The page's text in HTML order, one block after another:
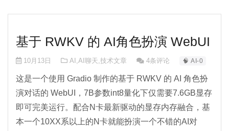
基于 RWKV 的 AI角色扮演 WebUI
10月13日 AI ,AI聊天,技术文章 4条评论 🧠 AI-0
这是一个使用 Gradio 制作的基于 RWKV 的 AI 角色扮
演对话的 WebUI，7B参数int8量化下仅需要7.6GB显存
即可完美运行。配合N卡最新驱动的显存内存融合，基
本一个10XX系以上的N卡就能扮演一个不错的AI对